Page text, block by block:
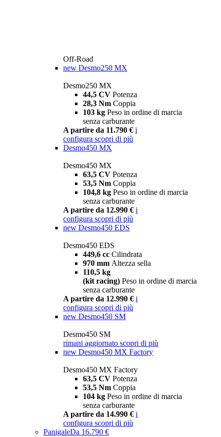
Off-Road
new Desmo250 MX
Desmo250 MX
44,5 CV Potenza
28,3 Nm Coppia
103 kg Peso in ordine di marcia
senza carburante
A partire da 11.790 € i
configura scopri di più
Desmo450 MX
Desmo450 MX
63,5 CV Potenza
53,5 Nm Coppia
104,8 kg Peso in ordine di marcia
senza carburante
A partire da 12.990 € i
configura scopri di più
new Desmo450 EDS
Desmo450 EDS
449,6 cc Cilindrata
970 mm Altezza sella
110,5 kg
(kit racing) Peso in ordine di marcia
senza carburante
A partire da 12.990 € i
configura scopri di più
new Desmo450 SM
Desmo450 SM
rimani aggiornato scopri di più
new Desmo450 MX Factory
Desmo450 MX Factory
63,5 CV Potenza
53,5 Nm Coppia
104 kg Peso in ordine di marcia
senza carburante
A partire da 14.990 € i
configura scopri di più
PanigaleDa 16.790 €